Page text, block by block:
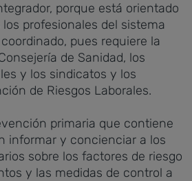
porque está orientado
profesionales del sistema
pues requiere la
de Sanidad, los
y los sindicatos y los
de Riesgos Laborales.
primaria que contiene
informar y concienciar a los
sobre los factores de riesgo
y las medidas de control a